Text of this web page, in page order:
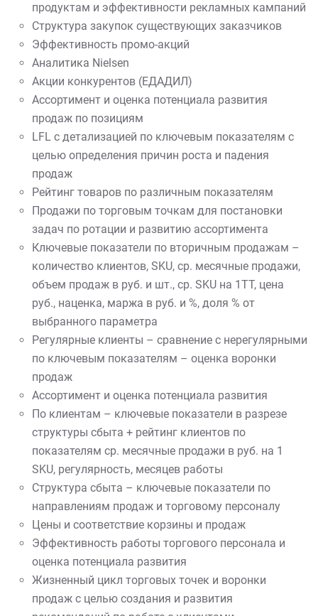
продуктам и эффективности рекламных кампаний
Структура закупок существующих заказчиков
Эффективность промо-акций
Аналитика Nielsen
Акции конкурентов (ЕДАДИЛ)
Ассортимент и оценка потенциала развития
продаж по позициям
LFL с детализацией по ключевым показателям с
целью определения причин роста и падения
продаж
Рейтинг товаров по различным показателям
Продажи по торговым точкам для постановки
задач по ротации и развитию ассортимента
Ключевые показатели по вторичным продажам –
количество клиентов, SKU, ср. месячные продажи,
объем продаж в руб. и шт., ср. SKU на 1ТТ, цена
руб., наценка, маржа в руб. и %, доля % от
выбранного параметра
Регулярные клиенты – сравнение с нерегулярными
по ключевым показателям – оценка воронки
продаж
Ассортимент и оценка потенциала развития
По клиентам – ключевые показатели в разрезе
структуры сбыта + рейтинг клиентов по
показателям ср. месячные продажи в руб. на 1
SKU, регулярность, месяцев работы
Структура сбыта – ключевые показатели по
направлениям продаж и торговому персоналу
Цены и соответствие корзины и продаж
Эффективность работы торгового персонала и
оценка потенциала развития
Жизненный цикл торговых точек и воронки
продаж с целью создания и развития